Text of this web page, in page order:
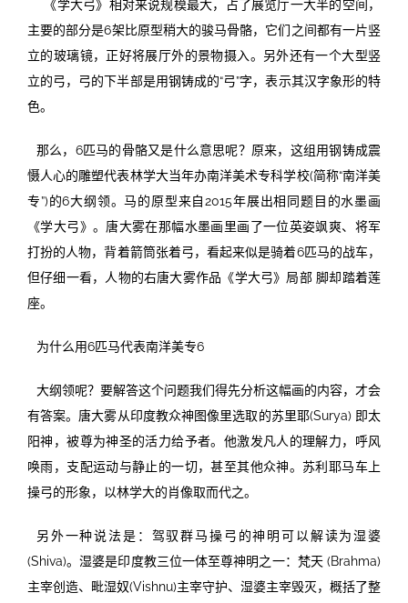
《学大弓》相对来说规模最大，占了展览厅一大半的空间，
主要的部分是6架比原型稍大的骏马骨骼，它们之间都有一片竖
立的玻璃镜，正好将展厅外的景物摄入。另外还有一个大型竖
立的弓，弓的下半部是用钢铸成的“弓”字，表示其汉字象形的特
色。
那么，6匹马的骨骼又是什么意思呢？原来，这组用钢铸成震
慑人心的雕塑代表林学大当年办南洋美术专科学校(简称“南洋美
专”)的6大纲领。马的原型来自2015年展出相同题目的水墨画
《学大弓》。唐大雾在那幅水墨画里画了一位英姿飒爽、将军
打扮的人物，背着箭筒张着弓，看起来似是骑着6匹马的战车，
但仔细一看，人物的右唐大雾作品《学大弓》局部 脚却踏着莲
座。
为什么用6匹马代表南洋美专6
大纲领呢？要解答这个问题我们得先分析这幅画的内容，才会
有答案。唐大雾从印度教众神图像里选取的苏里耶(Surya) 即太
阳神，被尊为神圣的活力给予者。他激发凡人的理解力，呼风
唤雨，支配运动与静止的一切，甚至其他众神。苏利耶马车上
操弓的形象，以林学大的肖像取而代之。
另外一种说法是：驾驭群马操弓的神明可以解读为湿婆
(Shiva)。湿婆是印度教三位一体至尊神明之一：梵天 (Brahma)
主宰创造、毗湿奴(Vishnu)主宰守护、湿婆主宰毁灭，概括了整